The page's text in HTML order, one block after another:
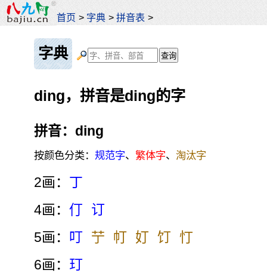
首页 > 字典 >拼音表 >
字典
ding，拼音是ding的字
拼音：ding
按颜色分类：规范字、繁体字、淘汰字
2画： 丁
4画：仃
订
5画： 叮 艼 帄 奵 饤 忊
6画： 玎